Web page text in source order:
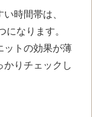
時間帯は、
になります。
ットの効果が薄
かりチェックし